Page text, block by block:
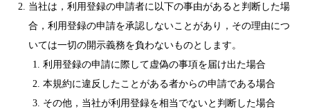
当社は，利用登録の申請者に以下の事由があると判断した場
合，利用登録の申請を承認しないことがあり，その理由につ
いては一切の開示義務を負わないものとします。
利用登録の申請に際して虚偽の事項を届け出た場合
本規約に違反したことがある者からの申請である場合
その他，当社が利用登録を相当でないと判断した場合